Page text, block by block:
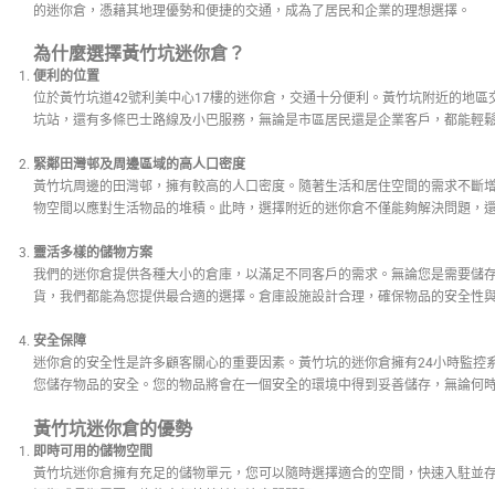
的迷你倉，憑藉其地理優勢和便捷的交通，成為了居民和企業的理想選擇。
為什麼選擇黃竹坑迷你倉？
便利的位置
位於黃竹坑道42號利美中心17樓的迷你倉，交通十分便利。黃竹坑附近的地區
坑站，還有多條巴士路線及小巴服務，無論是市區居民還是企業客戶，都能輕
緊鄰田灣邨及周邊區域的高人口密度
黃竹坑周邊的田灣邨，擁有較高的人口密度。隨著生活和居住空間的需求不斷
物空間以應對生活物品的堆積。此時，選擇附近的迷你倉不僅能夠解決問題，
靈活多樣的儲物方案
我們的迷你倉提供各種大小的倉庫，以滿足不同客戶的需求。無論您是需要儲
貨，我們都能為您提供最合適的選擇。倉庫設施設計合理，確保物品的安全性
安全保障
迷你倉的安全性是許多顧客關心的重要因素。黃竹坑的迷你倉擁有24小時監控
您儲存物品的安全。您的物品將會在一個安全的環境中得到妥善儲存，無論何
黃竹坑迷你倉的優勢
即時可用的儲物空間
黃竹坑迷你倉擁有充足的儲物單元，您可以隨時選擇適合的空間，快速入駐並